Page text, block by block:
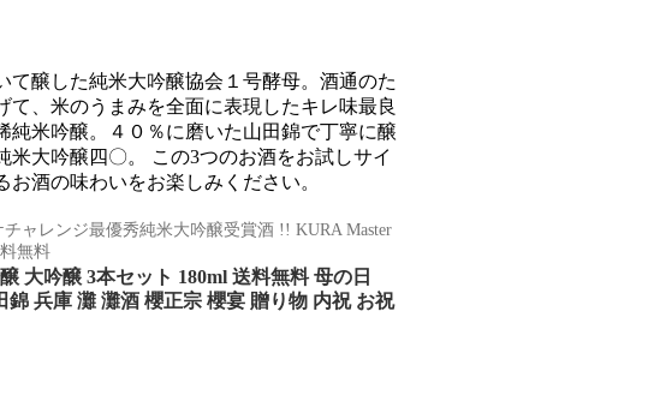
醸した純米大吟醸協会１号酵母。酒通のた
、米のうまみを全面に表現したキレ味最良
米吟醸。４０％に磨いた山田錦で丁寧に醸
大吟醸四〇。 この3つのお酒をお試しサイ
酒の味わいをお楽しみください。
ャレンジ最優秀純米大吟醸受賞酒 !! KURA Master
無料
大吟醸 3本セット 180ml 送料無料 母の日
兵庫 灘 灘酒 櫻正宗 櫻宴 贈り物 内祝 お祝